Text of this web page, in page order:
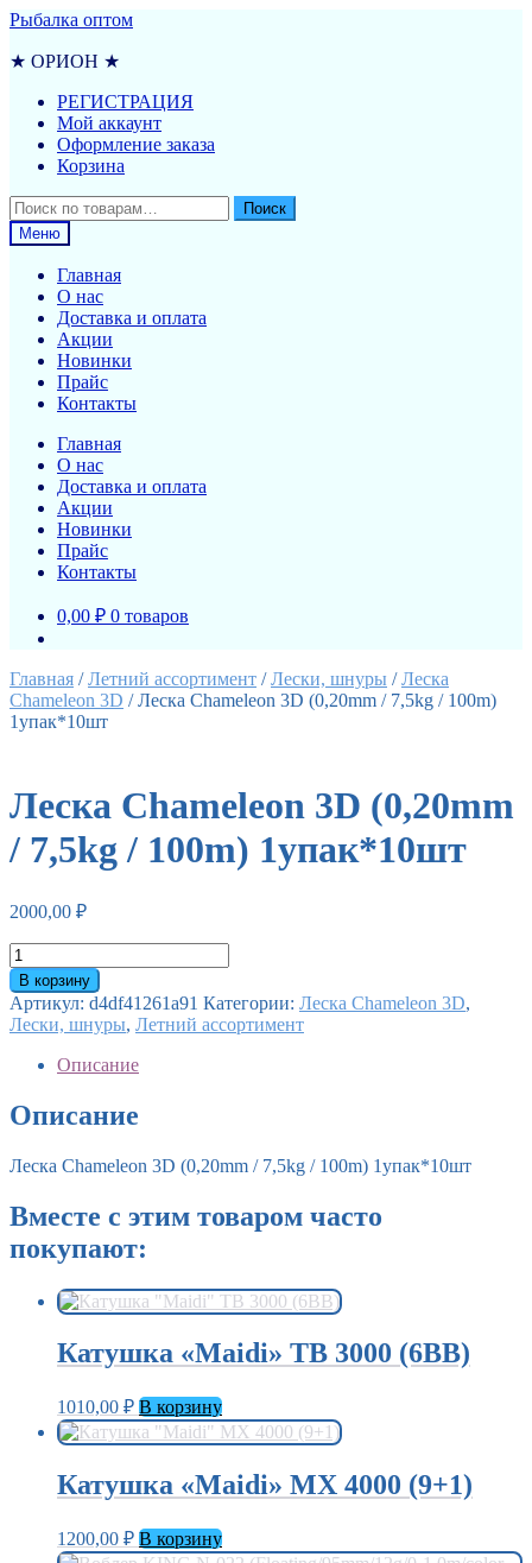
Перейти
навигации
Перейти
содержимому
Рыбалка оптом
★ ОРИОН ★
РЕГИСТРАЦИЯ
Мой аккаунт
Оформление заказа
Корзина
Искать:
Поиск
Меню
Главная
О нас
Доставка и оплата
Акции
Новинки
Прайс
Контакты
Главная
О нас
Доставка и оплата
Акции
Новинки
Прайс
Контакты
0,00 ₽ 0 товаров
Главная /Летний ассортимент /Лески, шнуры /Леска
Chameleon 3D /Леска Chameleon 3D (0,20mm / 7,5kg / 100m)
1упак*10шт
Леска Chameleon 3D (0,20mm
/ 7,5kg / 100m) 1упак*10шт
2000,00 ₽
Количество
товара
Леска
Chameleon
3D
(0,20mm
7,5kg
/
1упак*10шт
В корзину
Артикул: d4df41261a91 Категории: Леска Chameleon 3D,
Лески, шнуры, Летний ассортимент
Описание
Описание
Леска Chameleon 3D (0,20mm / 7,5kg / 100m) 1упак*10шт
Вместе с этим товаром часто
покупают:
Катушка «Maidi» TB 3000 (6BB)
1010,00 ₽ В корзину
Катушка «Maidi» MX 4000 (9+1)
1200,00 ₽ В корзину